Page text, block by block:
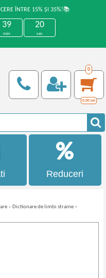
ÎNTRE 15% ȘI 35%!📚
39
min
20
sec
0
0,00 Lei
Reduceri
» Dictionare de limbi straine »